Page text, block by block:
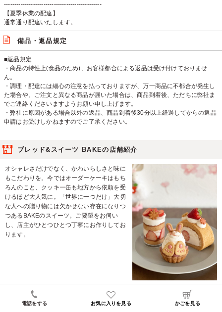
-----------------------------------------------
【夏季休業の配達】
通常通り配達いたします。
備品・返品規定
■返品規定
・商品の特性上(食品のため)、お客様都合による返品は受け付けておりませ
ん。
・調理・配達には細心の注意を払っておりますが、万一商品に不都合が発生し
た場合や、ご注文と異なる商品が届いた場合は、商品到着後、ただちに弊社ま
でご連絡くださいますようお願い申し上げます。
・弊社に原因がある場合以外の返品、商品到着後30分以上経過してからの返品
申請はお受けしかねますのでご了承ください。
ブレッド&スイーツ BAKEの店舗紹介
オシャレさだけでなく、かわいらしさと味に
もこだわりを。今ではオーダーケーキはもち
ろんのこと、クッキー缶も地方から依頼を受
けるほど大人気に。「世界に一つだけ」大切
な人への贈り物には欠かせない存在になりつ
つあるBAKEのスイーツ。ご要望をお伺い
し、店主がひとつひとつ丁寧にお作りしてお
ります。
ブレッド&スイーツ BAKEの店舗情報
電話をする お気に入りを見る かごを見る